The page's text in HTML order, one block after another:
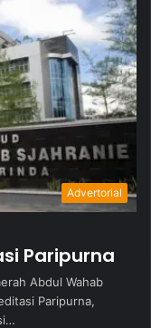
Advertorial
Paripurna
Abdul Wahab
Paripurna,